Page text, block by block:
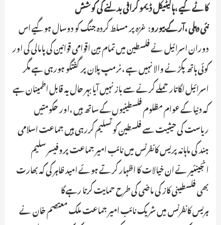
کاٹے گیے ،ہالیٹیکل ڈیمو گرافی بدلنے کی کوشش
نئی دہلی ،آر کے بیورو: غزہ پر مسلط کردہ جنگ کو دوسال ہوگیے اس
دوران اسرائیل نے فلسطین میں تمام بین اقوامی قوانین کی پامالی کی اور
کوئی ہاتھ پکڑنے والا نہیں ہے ،ٹرمپ پلان پر گفتگو ہورہی ہے مگر
اسرائیل لگاتار حملے کرنے سے باز نہیں آیا بہر حال یہ قابل اطمینان ہے
کہ دنیا کے عوام مظلوم فلسطینیوں کے ساتھ ہیں ،اور حکومتیں
ریاست کی حیثیت سے فلسطین کو تسلیم کررہی ہیں جماعت اسلامی
ہند کی ماہانہ پریس کانفرنس میں نائب امیر جماعت پروفیسر سلیم
انجینئیر نے ان خیالات کا اظہار کرتے ہوئے امید ظاہر کی کہ بھارت
بھی فلسطینی کاز کی ماضی کی طرح حمایت کرتا رہے گا
ہریس کانفرنس میں شریک نائب امیر جماعت ملک معتصم خان نے